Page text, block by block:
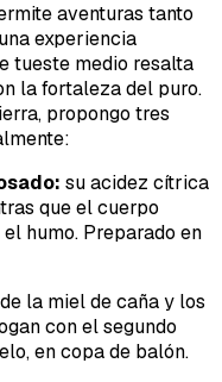
aventuras tanto
experiencia
tueste medio resalta
la fortaleza del puro.
propongo tres
su acidez cítrica
que el cuerpo
humo. Preparado en
la miel de caña y los
con el segundo
en copa de balón.